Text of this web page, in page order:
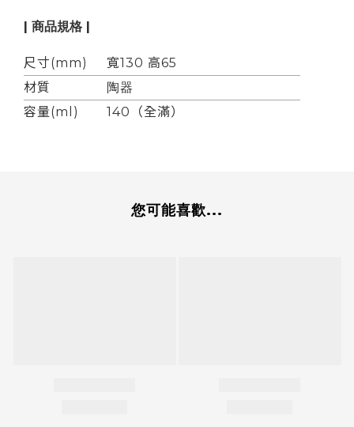
| 商品規格 |
尺寸(mm)
寬130 高65
材質
陶器
容量(ml)
140（全滿）
您可能喜歡...